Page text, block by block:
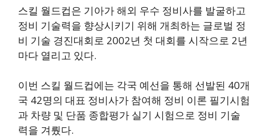
스킬 월드컵은 기아가 해외 우수 정비사를 발굴하고
정비 기술력을 향상시키기 위해 개최하는 글로벌 정
비 기술 경진대회로 2002년 첫 대회를 시작으로 2년
마다 열리고 있다.
이번 스킬 월드컵에는 각국 예선을 통해 선발된 40개
국 42명의 대표 정비사가 참여해 정비 이론 필기시험
과 차량 및 단품 종합평가 실기 시험으로 정비 기술
력을 겨뤘다.